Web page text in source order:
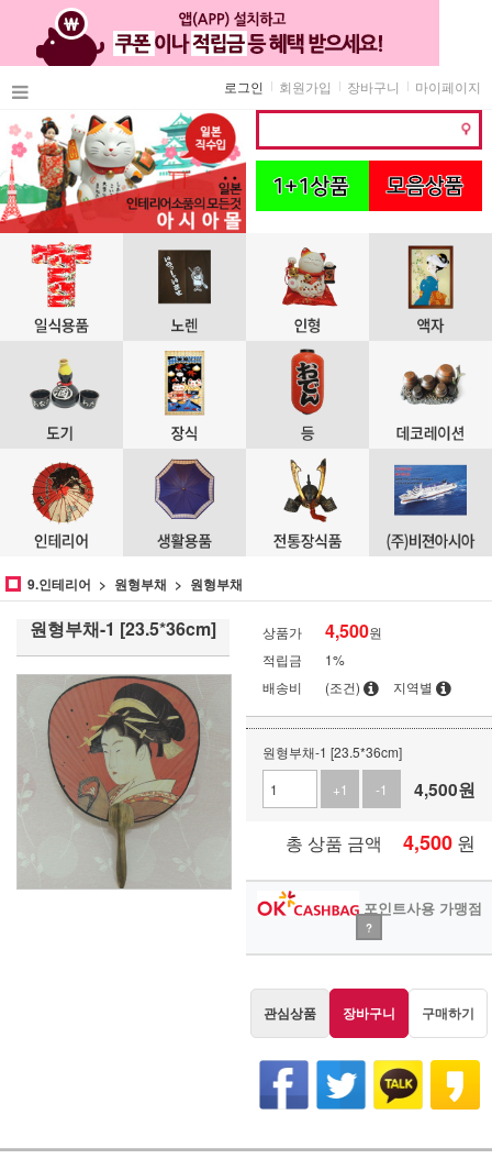
마이페이지
장바구니
회원가입
로그인
9.인테리어 원형부채 원형부채
원형부채-1 [23.5*36cm] 상품가 4,500원
적립금
1%
배송비
(조건) 지역별
원형부채-1 [23.5*36cm]
+1
-1 4,500원
총 상품 금액 4,500 원
포인트사용 가맹점
?
관심상품 장바구니 구매하기